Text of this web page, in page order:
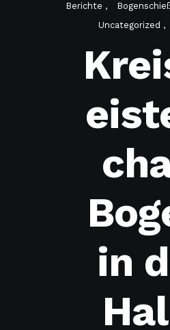
Berichte
Uncategorized
in